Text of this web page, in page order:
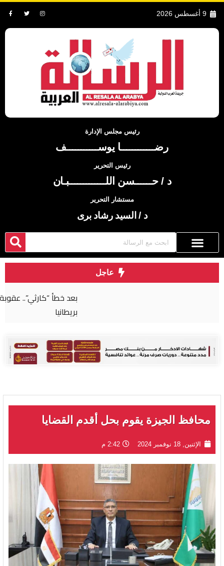
9 أغسطس 2026
رئيس مجلس الإدارة
رضــــــــــــا يوســـــــــــف
رئيس التحرير
د / حــــــسن اللـــــــــــــبـان
مستشار التحرير
د / السيد رشاد برى
عاجل
بعد خطأ “كارثي”.. عقوبة صارمة لجراح مصري في
محافظ الجيزة يقوم بحل أقدم القضايا
الإثنين, 18 نوفمبر 2024 2:42 م